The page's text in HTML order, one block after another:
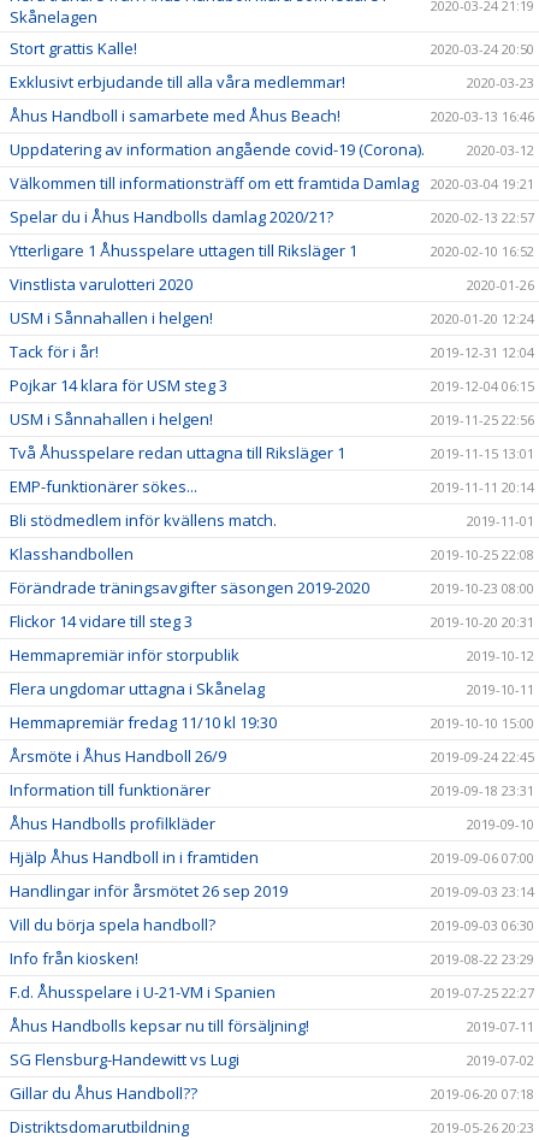
Skånelagen
2020-03-24 21:19
Stort grattis Kalle! 2020-03-24 20:50
Exklusivt erbjudande till alla våra medlemmar! 2020-03-23
Åhus Handboll i samarbete med Åhus Beach! 2020-03-13 16:46
Uppdatering av information angående covid-19 (Corona). 2020-03-12
Välkommen till informationsträff om ett framtida Damlag 2020-03-04 19:21
Spelar du i Åhus Handbolls damlag 2020/21? 2020-02-13 22:57
Ytterligare 1 Åhusspelare uttagen till Riksläger 1 2020-02-10 16:52
Vinstlista varulotteri 2020 2020-01-26
USM i Sånnahallen i helgen! 2020-01-20 12:24
Tack för i år! 2019-12-31 12:04
Pojkar 14 klara för USM steg 3 2019-12-04 06:15
USM i Sånnahallen i helgen! 2019-11-25 22:56
Två Åhusspelare redan uttagna till Riksläger 1 2019-11-15 13:01
EMP-funktionärer sökes... 2019-11-11 20:14
Bli stödmedlem inför kvällens match. 2019-11-01
Klasshandbollen 2019-10-25 22:08
Förändrade träningsavgifter säsongen 2019-2020 2019-10-23 08:00
Flickor 14 vidare till steg 3 2019-10-20 20:31
Hemmapremiär inför storpublik 2019-10-12
Flera ungdomar uttagna i Skånelag 2019-10-11
Hemmapremiär fredag 11/10 kl 19:30 2019-10-10 15:00
Årsmöte i Åhus Handboll 26/9 2019-09-24 22:45
Information till funktionärer 2019-09-18 23:31
Åhus Handbolls profilkläder 2019-09-10
Hjälp Åhus Handboll in i framtiden 2019-09-06 07:00
Handlingar inför årsmötet 26 sep 2019 2019-09-03 23:14
Vill du börja spela handboll? 2019-09-03 06:30
Info från kiosken! 2019-08-22 23:29
F.d. Åhusspelare i U-21-VM i Spanien 2019-07-25 22:27
Åhus Handbolls kepsar nu till försäljning! 2019-07-11
SG Flensburg-Handewitt vs Lugi 2019-07-02
Gillar du Åhus Handboll?? 2019-06-20 07:18
Distriktsdomarutbildning 2019-05-26 20:23